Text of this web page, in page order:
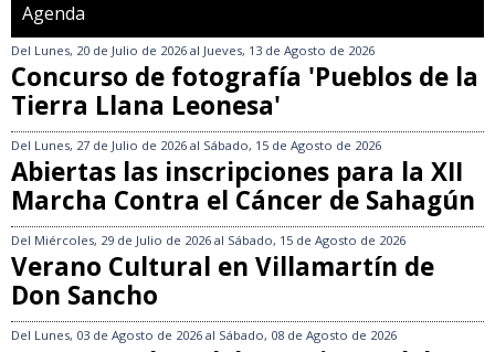
Agenda
Del Lunes, 20 de Julio de 2026 al Jueves, 13 de Agosto de 2026
Concurso de fotografía 'Pueblos de la
Tierra Llana Leonesa'
Del Lunes, 27 de Julio de 2026 al Sábado, 15 de Agosto de 2026
Abiertas las inscripciones para la XII
Marcha Contra el Cáncer de Sahagún
Del Miércoles, 29 de Julio de 2026 al Sábado, 15 de Agosto de 2026
Verano Cultural en Villamartín de
Don Sancho
Del Lunes, 03 de Agosto de 2026 al Sábado, 08 de Agosto de 2026